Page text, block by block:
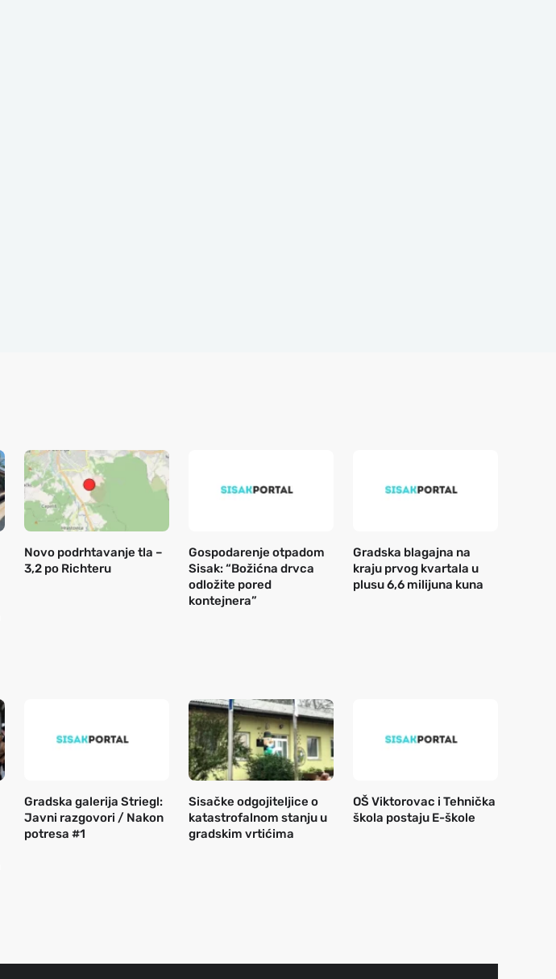
Novo podrhtavanje tla –
3,2 po Richteru
Gospodarenje otpadom
Sisak: “Božićna drvca
odložite pored
kontejnera”
Gradska blagajna na
kraju prvog kvartala u
plusu 6,6 milijuna kuna
Gradska galerija Striegl:
Javni razgovori / Nakon
potresa #1
Sisačke odgojiteljice o
katastrofalnom stanju u
gradskim vrtićima
OŠ Viktorovac i Tehnička
škola postaju E-škole